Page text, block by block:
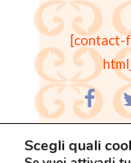
[contact-
Scegli quali